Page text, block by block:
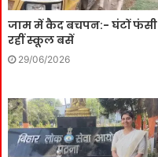
जाम में कैद बचपन:- घंटों फंसी
रहीं स्कूल बसें
29/06/2026